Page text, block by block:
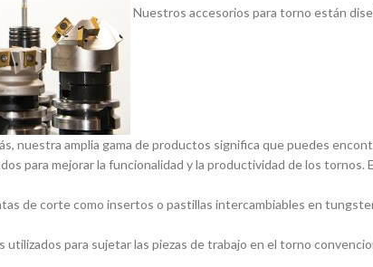
Nuestros accesorios para torno están
nuestra amplia gama de productos significa que puedes
para mejorar la funcionalidad y la productividad de los tornos.
de corte como insertos o pastillas intercambiables en
para sujetar las piezas de trabajo en el torno